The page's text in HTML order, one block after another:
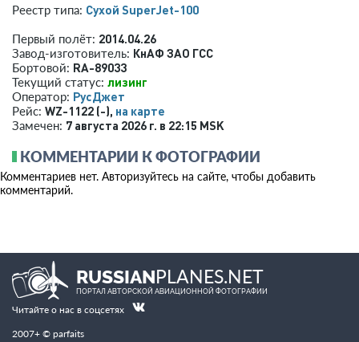
Реестр типа: Сухой SuperJet-100
Первый полёт: 2014.04.26
Завод-изготовитель: КнАФ ЗАО ГСС
Бортовой: RA-89033
Текущий статус: лизинг
Оператор: РусДжет
Рейс: WZ-1122 (-), на карте
Замечен: 7 августа 2026 г. в 22:15 MSK
КОММЕНТАРИИ К ФОТОГРАФИИ
Комментариев нет. Авторизуйтесь на сайте, чтобы добавить
комментарий.
RUSSIANPLANES.NET
ПОРТАЛ АВТОРСКОЙ АВИАЦИОННОЙ ФОТОГРАФИИ
Читайте о нас в соцсетях
2007+ © parfaits